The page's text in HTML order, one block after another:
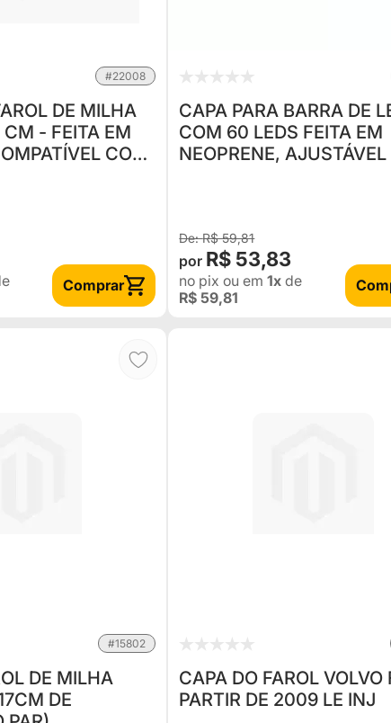
#22008
DE MILHA
CM - FEITA EM
COM
Comprar
CAPA PARA BARRA DE
COM 60 LEDS FEITA EM
NEOPRENE, AJUSTÁVEL
R$ 59,81
R$ 53,83
no pix ou em1x de
R$ 59,81
#15802
DE MILHA
DE
CAPA DO FAROL VOLVO
PARTIR DE 2009 LE INJ